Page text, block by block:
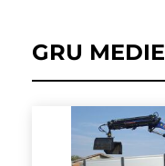
GRU MEDIE